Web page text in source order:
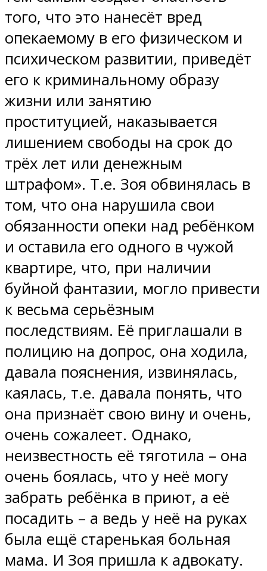
того, что это нанесёт вред
опекаемому в его физическом и
психическом развитии, приведёт
его к криминальному образу
жизни или занятию
проституцией, наказывается
лишением свободы на срок до
трёх лет или денежным
штрафом». Т.е. Зоя обвинялась в
том, что она нарушила свои
обязанности опеки над ребёнком
и оставила его одного в чужой
квартире, что, при наличии
буйной фантазии, могло привести
к весьма серьёзным
последствиям. Её приглашали в
полицию на допрос, она ходила,
давала пояснения, извинялась,
каялась, т.е. давала понять, что
она признаёт свою вину и очень,
очень сожалеет. Однако,
неизвестность её тяготила – она
очень боялась, что у неё могу
забрать ребёнка в приют, а её
посадить – а ведь у неё на руках
была ещё старенькая больная
мама. И Зоя пришла к адвокату.